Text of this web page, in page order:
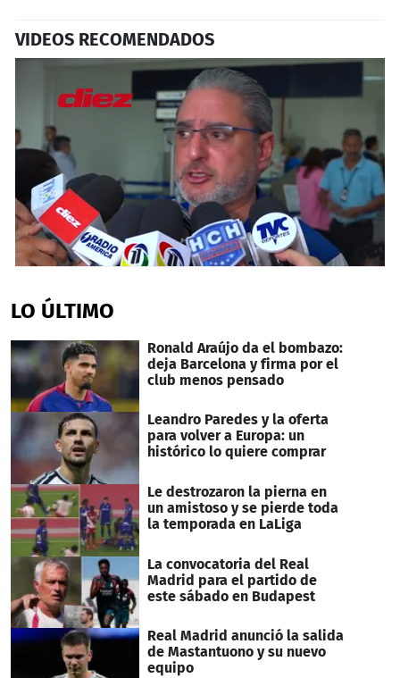
VIDEOS RECOMENDADOS
of
2
53
seconds
LO ÚLTIMO
Ronald Araújo da el bombazo:
deja Barcelona y firma por el
club menos pensado
Leandro Paredes y la oferta
para volver a Europa: un
histórico lo quiere comprar
Le destrozaron la pierna en
un amistoso y se pierde toda
la temporada en LaLiga
La convocatoria del Real
Madrid para el partido de
este sábado en Budapest
Real Madrid anunció la salida
de Mastantuono y su nuevo
equipo